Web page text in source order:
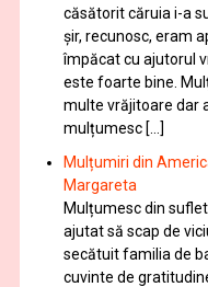
căsătorit căruia i-a
șir, recunosc, eram
împăcat cu ajutorul
este foarte bine.
multe vrăjitoare dar
mulțumesc […]
Mulțumiri din
Margareta
Mulțumesc din
ajutat să scap de
secătuit familia de
cuvinte de